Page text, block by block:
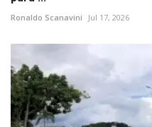
Ronaldo Scanavini Jul 17, 2026